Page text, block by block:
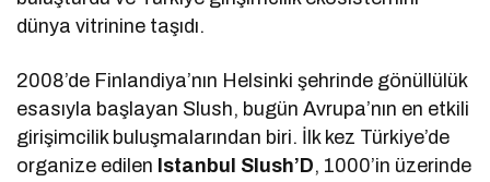
dünya vitrinine taşıdı.
2008’de Finlandiya’nın Helsinki şehrinde gönüllülük
esasıyla başlayan Slush, bugün Avrupa’nın en etkili
girişimcilik buluşmalarından biri. İlk kez Türkiye’de
organize edilen Istanbul Slush’D, 1000’in üzerinde